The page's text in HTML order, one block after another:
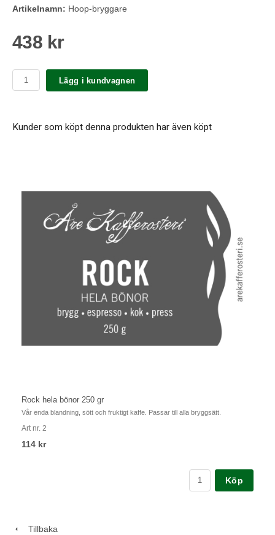
Artikelnamn: Hoop-bryggare
438 kr
Lägg i kundvagnen
Kunder som köpt denna produkten har även köpt
Rock hela bönor 250 gr
Vår enda blandning, sött och fruktigt kaffe. Passar till alla bryggsätt.
Art nr. 2
114 kr
Köp
Tillbaka